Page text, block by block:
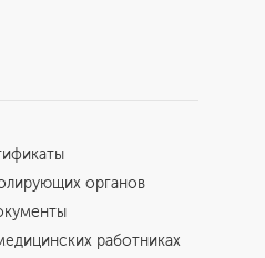
органов
работниках